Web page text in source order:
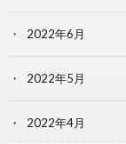
2022年6月
2022年5月
2022年4月